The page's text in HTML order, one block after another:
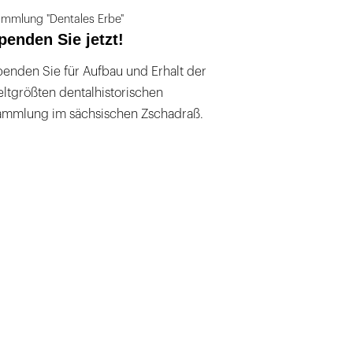
"Dentales Erbe"
Sie jetzt!
Sie für Aufbau und Erhalt der
dentalhistorischen
im sächsischen Zschadraß.